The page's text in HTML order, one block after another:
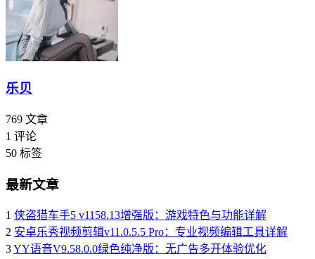
乐贝
769 文章
1 评论
50 标签
最新文章
1 侠盗猎车手5 v1158.13增强版：游戏特色与功能详解
2 安卓乐秀视频剪辑v11.0.5.5 Pro：专业视频编辑工具详解
3YY语音V9.58.0.0绿色纯净版：无广告多开体验优化